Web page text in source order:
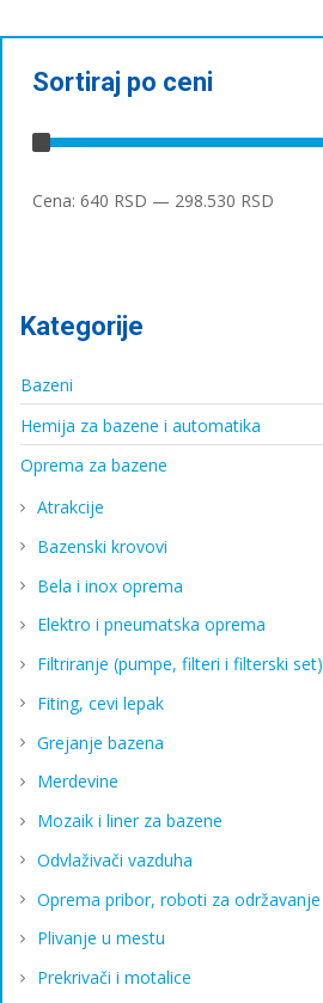
Sortiraj po ceni
Минимална
Максимална
Cena: 640 RSD — 298.530 RSD
Kategorije
Bazeni
Hemija za bazene i automatika
Oprema za bazene
Atrakcije
Bazenski krovovi
Bela i inox oprema
Elektro i pneumatska oprema
Filtriranje (pumpe, filteri i filterski set)
Fiting, cevi lepak
Grejanje bazena
Merdevine
Mozaik i liner za bazene
Odvlaživači vazduha
Oprema pribor, roboti za održavanje
Plivanje u mestu
Prekrivači i motalice